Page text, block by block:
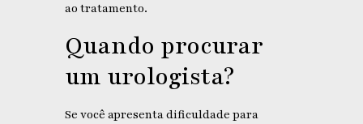
ao tratamento.
Quando procurar
um urologista?
Se você apresenta dificuldade para